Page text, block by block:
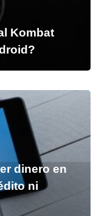
Kombat
dinero en
ni